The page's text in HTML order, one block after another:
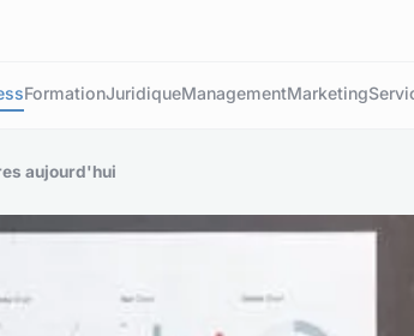
FormationJuridiqueManagementMarketing
aujourd'hui